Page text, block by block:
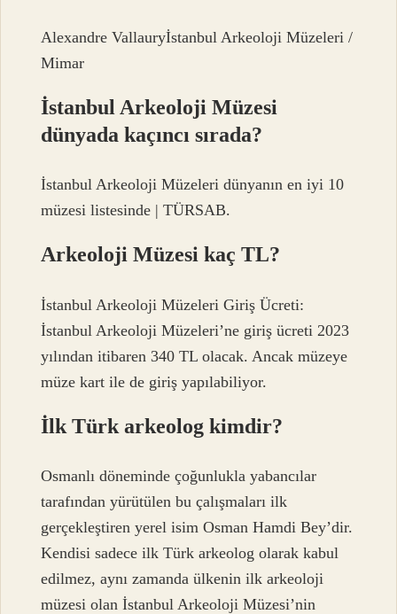
Alexandre Vallauryİstanbul Arkeoloji Müzeleri /
Mimar
İstanbul Arkeoloji Müzesi
dünyada kaçıncı sırada?
İstanbul Arkeoloji Müzeleri dünyanın en iyi 10
müzesi listesinde | TÜRSAB.
Arkeoloji Müzesi kaç TL?
İstanbul Arkeoloji Müzeleri Giriş Ücreti:
İstanbul Arkeoloji Müzeleri’ne giriş ücreti 2023
yılından itibaren 340 TL olacak. Ancak müzeye
müze kart ile de giriş yapılabiliyor.
İlk Türk arkeolog kimdir?
Osmanlı döneminde çoğunlukla yabancılar
tarafından yürütülen bu çalışmaları ilk
gerçekleştiren yerel isim Osman Hamdi Bey’dir.
Kendisi sadece ilk Türk arkeolog olarak kabul
edilmez, aynı zamanda ülkenin ilk arkeoloji
müzesi olan İstanbul Arkeoloji Müzesi’nin